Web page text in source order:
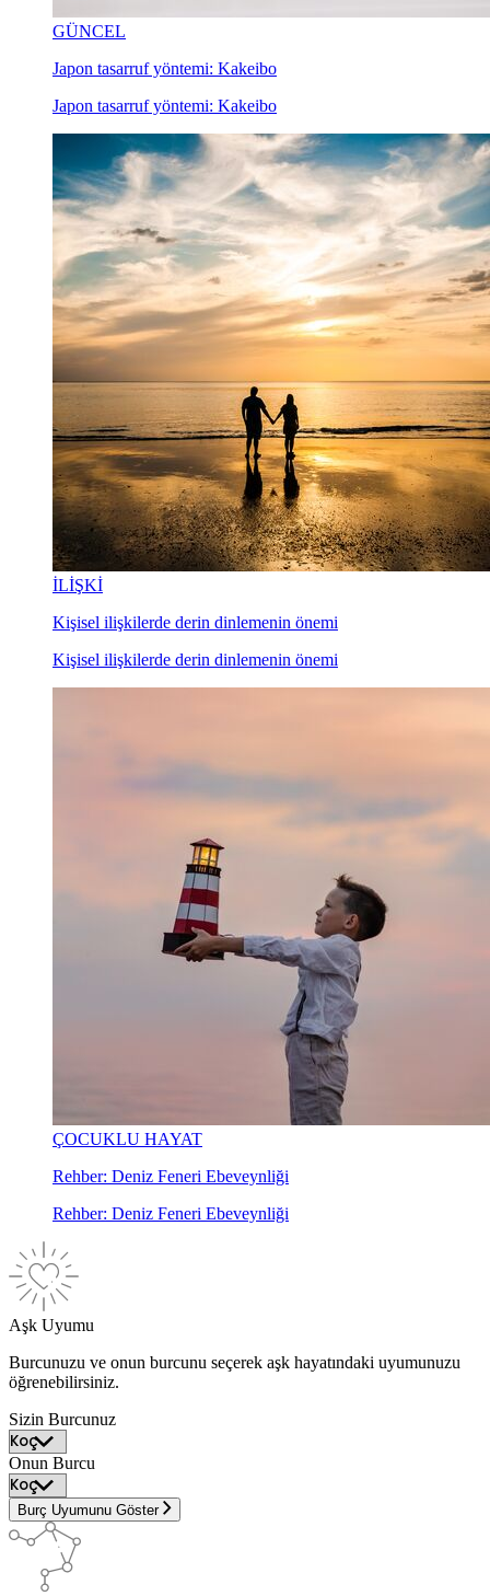
GÜNCEL
Japon tasarruf yöntemi: Kakeibo
Japon tasarruf yöntemi: Kakeibo
İLİŞKİ
Kişisel ilişkilerde derin dinlemenin önemi
Kişisel ilişkilerde derin dinlemenin önemi
ÇOCUKLU HAYAT
Rehber: Deniz Feneri Ebeveynliği
Rehber: Deniz Feneri Ebeveynliği
Aşk Uyumu
Burcunuzu ve onun burcunu seçerek aşk hayatındaki uyumunuzu
öğrenebilirsiniz.
Sizin Burcunuz
Onun Burcu
Burç Uyumunu Göster